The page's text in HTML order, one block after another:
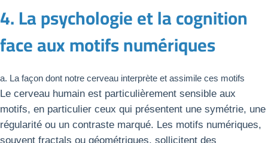
4. La psychologie et la cognition
face aux motifs numériques
a. La façon dont notre cerveau interprète et assimile ces motifs
Le cerveau humain est particulièrement sensible aux
motifs, en particulier ceux qui présentent une symétrie, une
régularité ou un contraste marqué. Les motifs numériques,
souvent fractals ou géométriques, sollicitent des